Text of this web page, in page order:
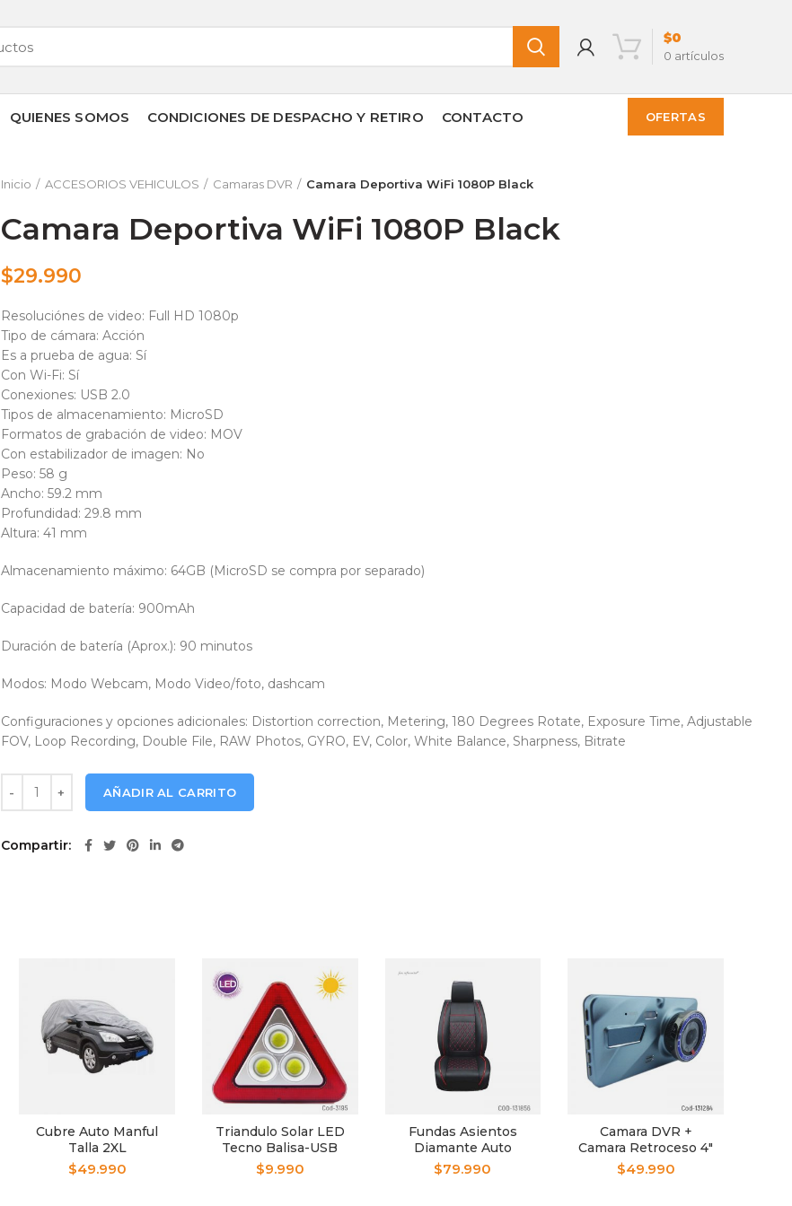
0 artículos
$0
QUIENES SOMOS CONDICIONES DE DESPACHO Y RETIRO CONTACTO OFERTAS
Inicio ACCESORIOS VEHICULOS Camaras DVR Camara Deportiva WiFi 1080P Black
Camara Deportiva WiFi 1080P Black
$29.990
Resoluciónes de video: Full HD 1080p
Tipo de cámara: Acción
Es a prueba de agua: Sí
Con Wi-Fi: Sí
Conexiones: USB 2.0
Tipos de almacenamiento: MicroSD
Formatos de grabación de video: MOV
Con estabilizador de imagen: No
Peso: 58 g
Ancho: 59.2 mm
Profundidad: 29.8 mm
Altura: 41 mm
Almacenamiento máximo: 64GB (MicroSD se compra por separado)
Capacidad de batería: 900mAh
Duración de batería (Aprox.): 90 minutos
Modos: Modo Webcam, Modo Video/foto, dashcam
Configuraciones y opciones adicionales: Distortion correction, Metering, 180 Degrees Rotate, Exposure Time, Adjustable
FOV, Loop Recording, Double File, RAW Photos, GYRO, EV, Color, White Balance, Sharpness, Bitrate
Camara Deportiva WiFi 1080P Black cantidad
AÑADIR AL CARRITO
Compartir
Cubre Auto Manful
Talla 2XL
$49.990
Triandulo Solar LED
Tecno Balisa-USB
Carga HS8017
$9.990
Fundas Asientos
Diamante Auto
Premium Kit Full
$79.990
Camara DVR +
Camara Retroceso 4″
Dual Para Auto
$49.990